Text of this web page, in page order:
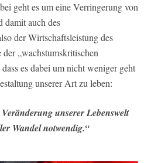
geht es um eine Verringerung von
auch des
der Wirtschaftsleistung des
„wachstumskritischen
dass es dabei um nicht weniger geht
unserer Art zu leben:
unserer Lebenswelt
Wandel notwendig.“